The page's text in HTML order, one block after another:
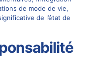
de mode de vie,
de l’état de